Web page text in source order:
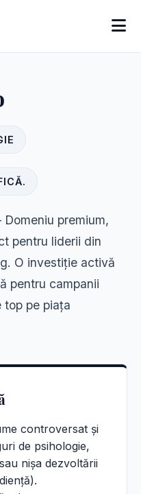
premium,
pentru liderii din
O investiție activă
pentru campanii
top pe piața
controversat și
de psihologie,
nișa dezvoltării